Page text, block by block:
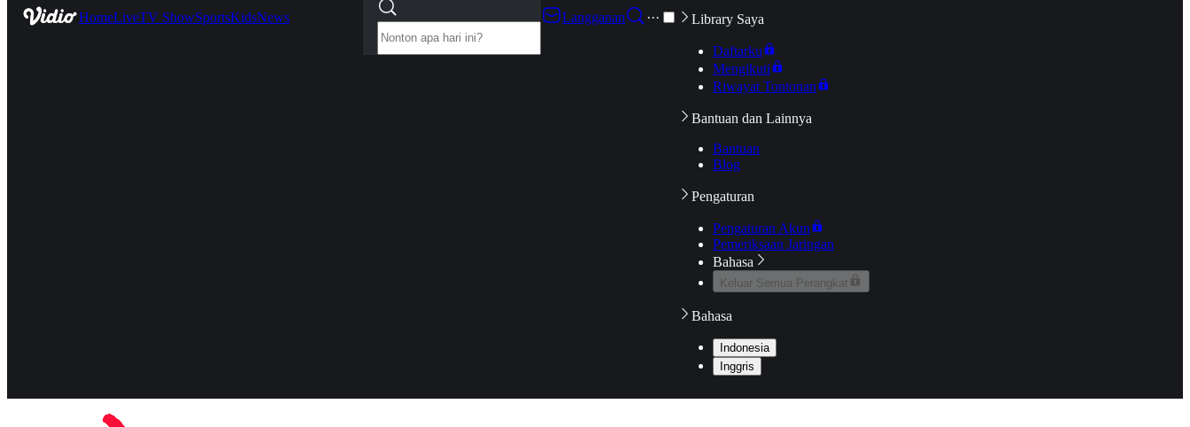
HomeLiveTV ShowSportsKidsNews
Langganan
··· Library Saya
Daftarku
Mengikuti
Riwayat Tontonan
Bantuan dan Lainnya
Bantuan
Blog
Pengaturan
Pengaturan Akun
Pemeriksaan Jaringan
Bahasa
Keluar Semua Perangkat
Bahasa
Indonesia
Inggris